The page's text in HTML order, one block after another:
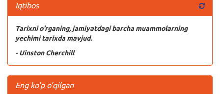
Iqtibos
Tarixni o‘rganing, jamiyatdagi barcha muammolarning
yechimi tarixda mavjud.
- Uinston Cherchill
Eng ko'p o'qilgan